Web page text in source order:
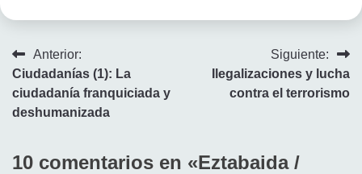
Navegación
de
entradas
Anterior:
Ciudadanías (1): La
ciudadanía franquiciada y
deshumanizada
Siguiente:
Ilegalizaciones y lucha
contra el terrorismo
10 comentarios en «Eztabaida /